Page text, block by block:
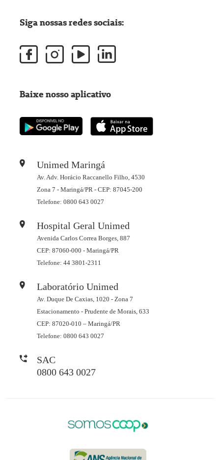
Unimed Maringá
Av. Adv. Horácio Raccanello Filho, 4530
Zona 7 - Maringá/PR - CEP: 87045-200
Telefone: 0800 643 0027
Hospital Geral Unimed
Avenida Carlos Correa Borges, 887
CEP: 87060-000 - Maringá/PR
Telefone: 44 3801-2311
Laboratório Unimed
Av. Duque De Caxias, 1020 - Zona 7
Estacionamento - Prudente de Morais, 633
CEP: 87020-010 – Maringá/PR
Telefone: 0800 643 0027
SAC
0800 643 0027
Siga nossas redes sociais:
Baixe nosso aplicativo